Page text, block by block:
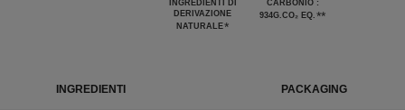
INGREDIENTI DI
DERIVAZIONE
NATURALE*
CARBONIO :
934G.CO₂ EQ. **
INGREDIENTI PACKAGING